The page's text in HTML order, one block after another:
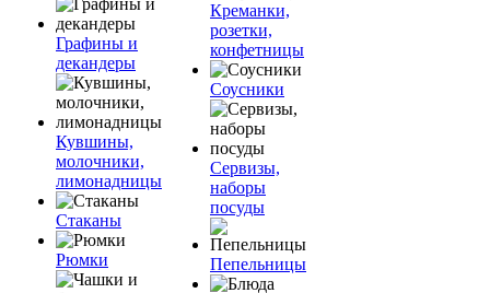
Графины и
декандеры
Кувшины,
молочники,
лимонадницы
Стаканы
Рюмки
Креманки,
розетки,
конфетницы
Соусники
Сервизы,
наборы
посуды
Пепельницы